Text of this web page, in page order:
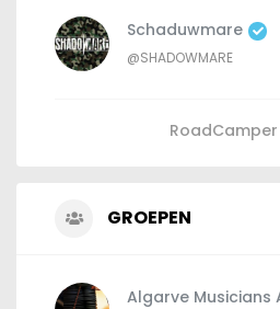
Schaduwmare
@SHADOWMARE
RoadCamper
GROEPEN
Algarve Musicians